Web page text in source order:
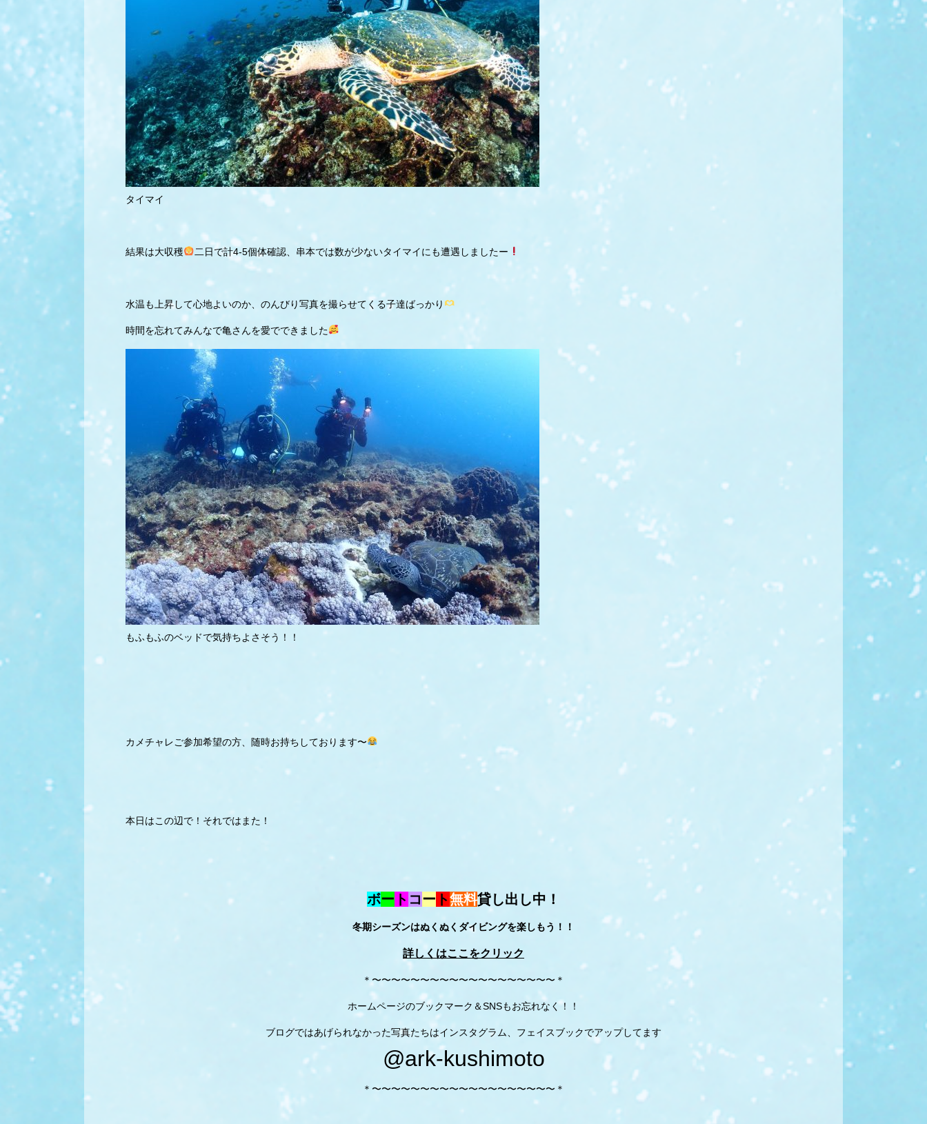
タイマイ
結果は大収穫 二日で計4-5個体確認、串本では数が少ないタイマイにも遭遇しましたー
水温も上昇して心地よいのか、のんびり写真を撮らせてくる子達ばっかり
時間を忘れてみんなで亀さんを愛でできました
もふもふのベッドで気持ちよさそう！！
カメチャレご参加希望の方、随時お持ちしております〜
本日はこの辺で！それではまた！
ボー ト コー ト無料貸し出し中！
冬期シーズンはぬくぬくダイビングを楽しもう！！
詳しくはここをクリック
＊〜〜〜〜〜〜〜〜〜〜〜〜〜〜〜〜〜〜〜＊
ホームページのブックマーク＆SNSもお忘れなく！！
ブログではあげられなかった写真たちはインスタグラム、フェイスブックでアップしてます
@ark-kushimoto
＊〜〜〜〜〜〜〜〜〜〜〜〜〜〜〜〜〜〜〜＊